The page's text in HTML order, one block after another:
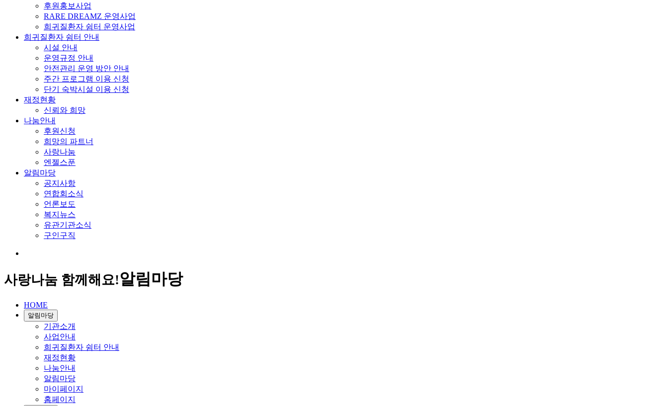
후원홍보사업
RARE DREAMZ 운영사업
희귀질환자 쉼터 운영사업
희귀질환자 쉼터 안내
시설 안내
운영규정 안내
안전관리 운영 방안 안내
주간 프로그램 이용 신청
단기 숙박시설 이용 신청
재정현황
신뢰와 희망
나눔안내
후원신청
희망의 파트너
사랑나눔
엔젤스푼
알림마당
공지사항
연합회소식
언론보도
복지뉴스
유관기관소식
구인구직
사랑나눔 함께해요!알림마당
HOME
알림마당
기관소개
사업안내
희귀질환자 쉼터 안내
재정현황
나눔안내
알림마당
마이페이지
홈페이지